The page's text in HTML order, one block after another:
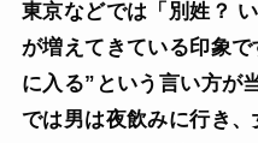
東京などでは「別姓？
が増えてきている印象
に入る”という言い方が
では男は夜飲みに行き